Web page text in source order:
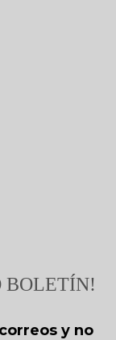
BOLETÍN!
y no